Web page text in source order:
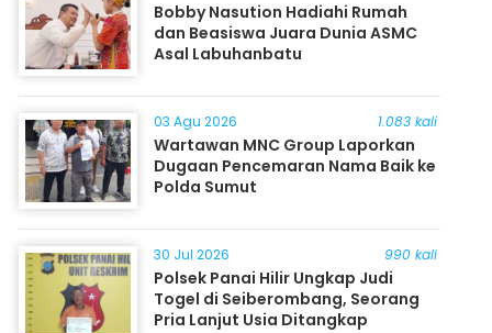
Bobby Nasution Hadiahi Rumah
dan Beasiswa Juara Dunia ASMC
Asal Labuhanbatu
03 Agu 2026 1.083 kali
Wartawan MNC Group Laporkan
Dugaan Pencemaran Nama Baik ke
Polda Sumut
30 Jul 2026 990 kali
Polsek Panai Hilir Ungkap Judi
Togel di Seiberombang, Seorang
Pria Lanjut Usia Ditangkap